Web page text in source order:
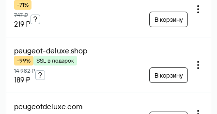
-71%
747 ₽
219 ₽
? В корзину
peugeot-deluxe.shop
-99%
SSL в подарок
14 982 ₽
189 ₽
? В корзину
peugeotdeluxe.com